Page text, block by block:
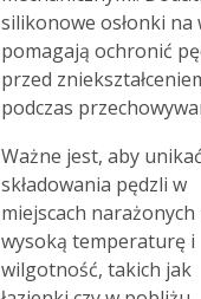
silikonowe osłonki na
pomagają ochronić
przed
podczas
Ważne jest, aby unikać
składowania pędzli w
miejscach narażonych
wysoką temperaturę i
wilgotność, takich jak